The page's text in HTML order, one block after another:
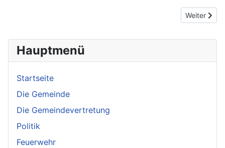
Nächster
Weiter
Hauptmenü
Startseite
Die Gemeinde
Die Gemeindevertretung
Politik
Feuerwehr